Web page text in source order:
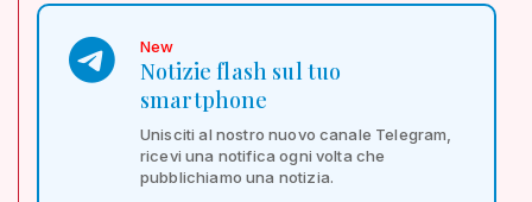
New
Notizie flash sul tuo
smartphone
Unisciti al nostro nuovo canale Telegram,
ricevi una notifica ogni volta che
pubblichiamo una notizia.